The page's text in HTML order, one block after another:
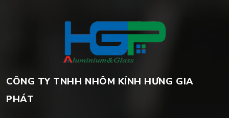
CÔNG TY TNHH NHÔM KÍNH HƯNG GIA
PHÁT